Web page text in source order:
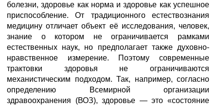
болезни, здоровье как норма и здоровье как успешное
приспособление. От традиционного естествознания
медицину отличает объект её исследования, человек,
знание о котором не ограничивается рамками
естественных наук, но предполагает также духовно-
нравственное измерение. Поэтому современные
трактовки здоровья не ограничиваются
механистическим подходом. Так, например, согласно
определению Всемирной организации
здравоохранения (ВОЗ), здоровье — это «состояние